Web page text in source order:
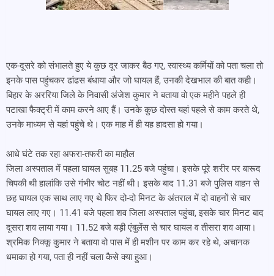
एक-दूसरे को संभालते हुए ये कुछ दूर जाकर बैठ गए, स्वास्थ्य कर्मियों को पता चला तो
इनके पास पहुंचकर ढांढस बंधाया और जो घायल हैं, उनकी देखभाल की बात कही।
बिहार के अररिया जिले के निवासी अंजेश कुमार ने बताया वो एक महीने पहले ही
पटाखा फैक्ट्री में काम करने आए हैं। उनके कुछ दोस्त यहां पहले से काम करते थे,
उनके माध्यम से यहां पहुंचे थे। एक माह में ही यह हादसा हो गया।
आधे घंटे तक रहा अफरा-तफरी का माहौल
जिला अस्पताल में पहला घायल सुबह 11.25 बजे पहुंचा। इसके पूरे शरीर पर बारूद
चिपकी थी हालांकि उसे गंभीर चोट नहीं थी। इसके बाद 11.31 बजे पुलिस वाहन से
छह घायल एक साथ लाए गए थे फिर दो-दो मिनट के अंतराल में दो वाहनों से चार
घायल लाए गए। 11.41 बजे पहला शव जिला अस्पताल पहुंचा, इसके चार मिनट बाद
दूसरा शव लाया गया। 11.52 बजे बड़ी एंबुलेंस से चार घायल व तीसरा शव आया।
श्रमिक निक्कू कुमार ने बताया वो पास में ही मशीन पर काम कर रहे थे, अचानक
धमाका हो गया, पता ही नहीं चला कैसे क्या हुआ।